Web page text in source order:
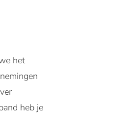
het
heb je